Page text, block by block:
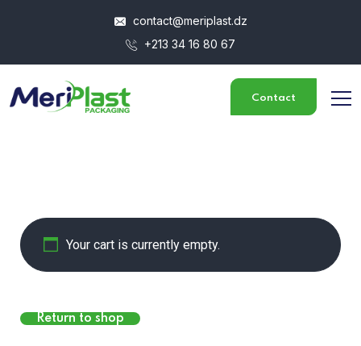
contact@meriplast.dz
+213 34 16 80 67
Contact
Your cart is currently empty.
Return to shop